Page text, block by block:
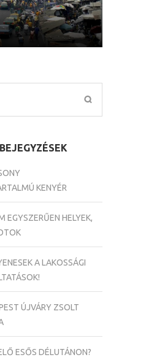
KENYÉR
EGYSZERŰEN HELYEK,
A LAKOSSÁGI
ÚJVÁRY ZSOLT
ESŐS DÉLUTÁNON?